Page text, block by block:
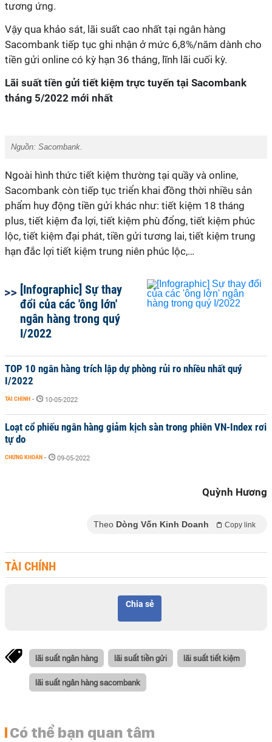
tương ứng.
Vậy qua khảo sát, lãi suất cao nhất tại ngân hàng
Sacombank tiếp tục ghi nhận ở mức 6,8%/năm dành cho
tiền gửi online có kỳ hạn 36 tháng, lĩnh lãi cuối kỳ.
Lãi suất tiền gửi tiết kiệm trực tuyến tại Sacombank
tháng 5/2022 mới nhất
Nguồn: Sacombank.
Ngoài hình thức tiết kiệm thường tại quầy và online,
Sacombank còn tiếp tục triển khai đồng thời nhiều sản
phẩm huy động tiền gửi khác như: tiết kiệm 18 tháng
plus, tiết kiệm đa lợi, tiết kiệm phù đổng, tiết kiệm phúc
lộc, tiết kiệm đại phát, tiền gửi tương lai, tiết kiệm trung
hạn đắc lợi tiết kiệm trung niên phúc lộc,…
[Infographic] Sự thay
đổi của các 'ông lớn'
ngân hàng trong quý
I/2022
TOP 10 ngân hàng trích lập dự phòng rủi ro nhiều nhất quý
I/2022
TÀI CHÍNH - 10-05-2022
Loạt cổ phiếu ngân hàng giảm kịch sàn trong phiên VN-Index rơi
tự do
CHỨNG KHOÁN - 09-05-2022
Quỳnh Hương
Theo Dòng Vốn Kinh Doanh Copy link
TÀI CHÍNH
Chia sẻ
lãi suất ngân hàng lãi suất tiền gửi lãi suất tiết kiệm
lãi suất ngân hàng sacombank
Có thể bạn quan tâm